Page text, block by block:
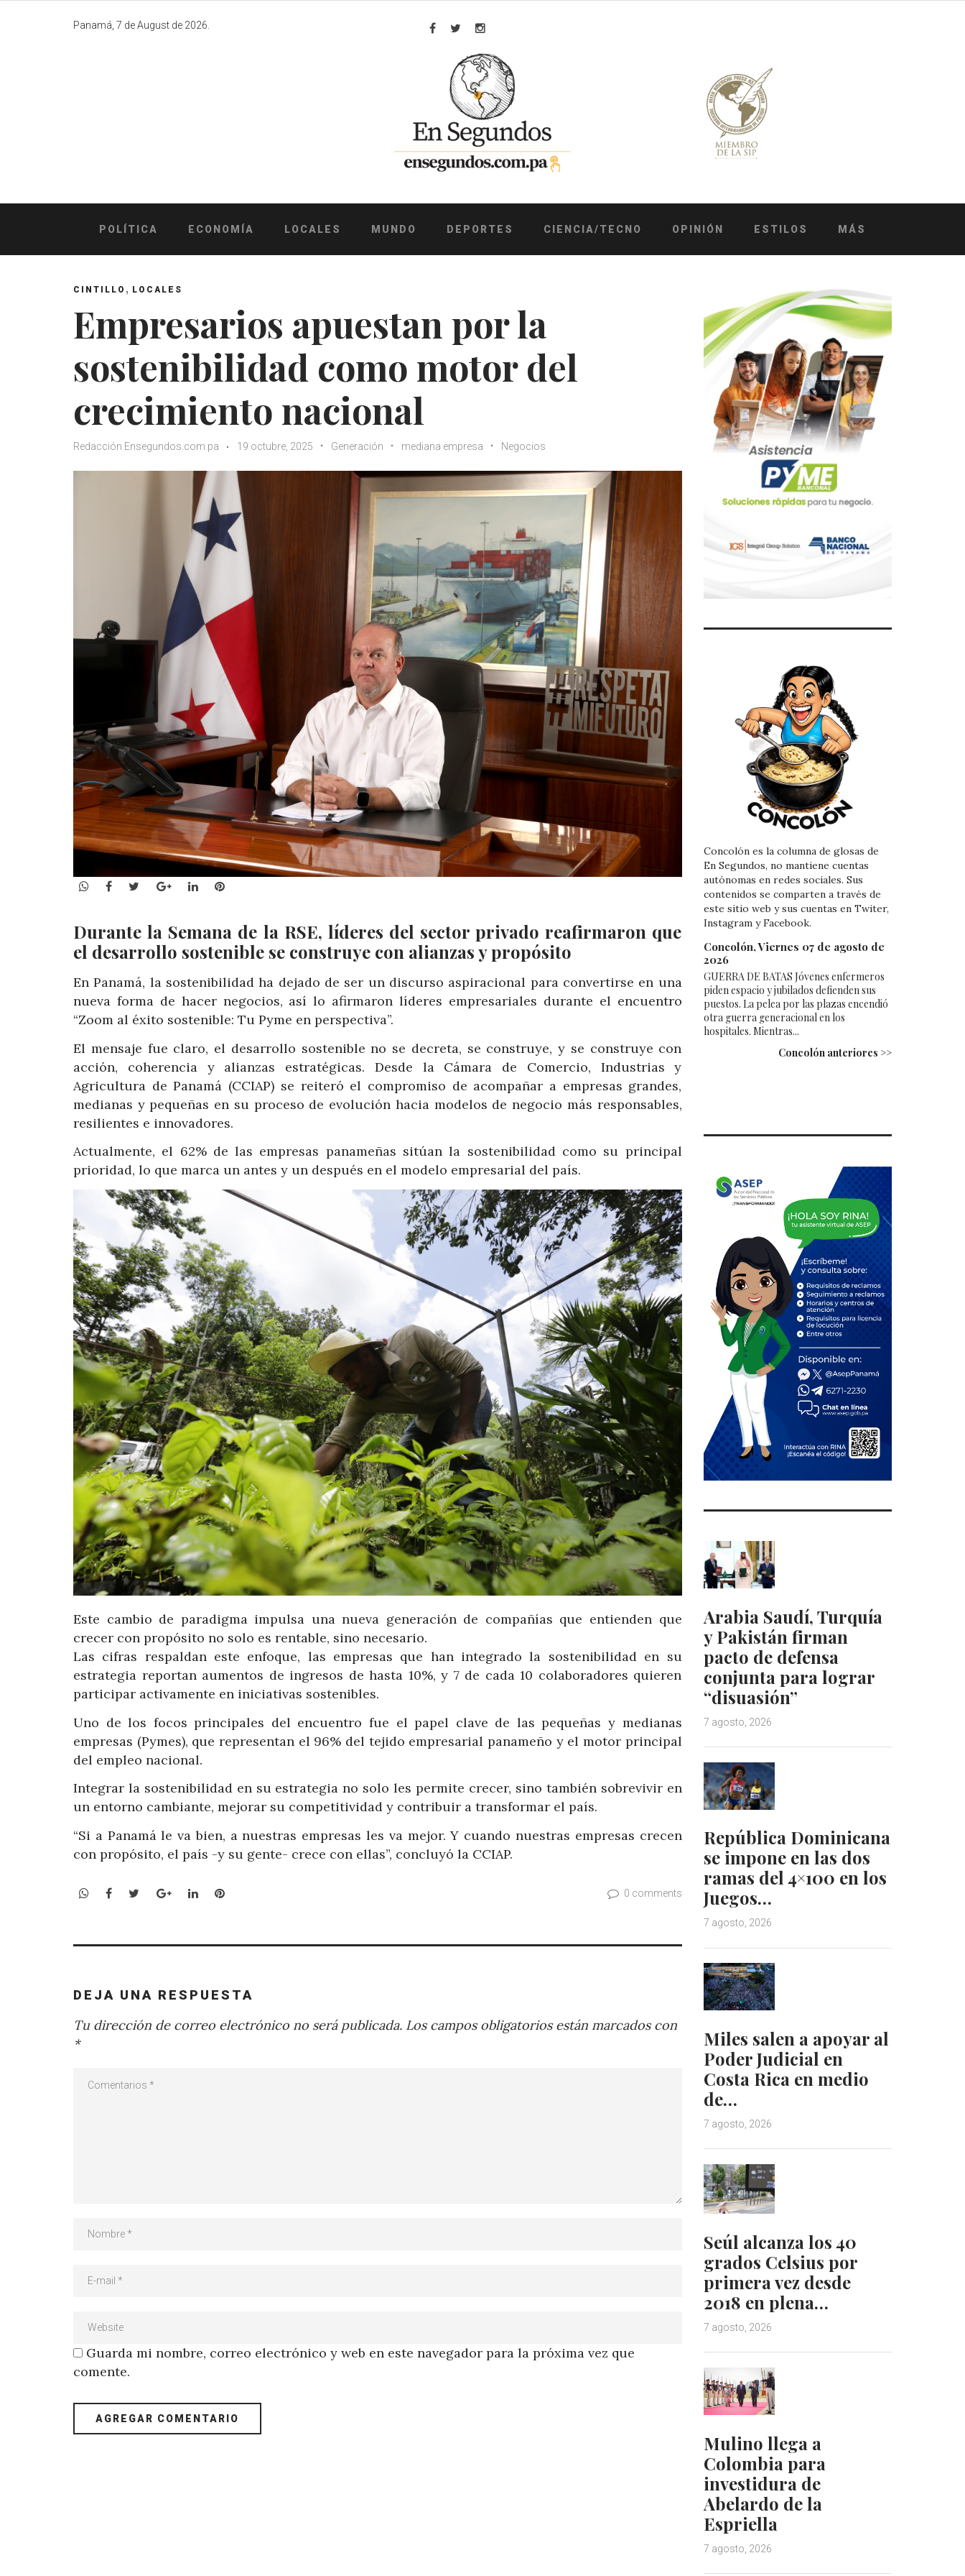
Panamá, 7 de August de 2026.
Facebook
TwitterInstagram
POLÍTICA ECONOMÍA LOCALES MUNDO DEPORTES CIENCIA/TECNO OPINIÓN ESTILOS MÁS
CINTILLO , LOCALES
Empresarios apuestan por la
sostenibilidad como motor del
crecimiento nacional
Redacción Ensegundos.com.pa 19 octubre, 2025 Generación mediana empresa Negocios
WhatsApp
Facebook
TwitterGoogle+LinkedInPinterest
Durante la Semana de la RSE, líderes del sector privado reafirmaron que
el desarrollo sostenible se construye con alianzas y propósito
En Panamá, la sostenibilidad ha dejado de ser un discurso aspiracional para convertirse en una
nueva forma de hacer negocios, así lo afirmaron líderes empresariales durante el encuentro
“Zoom al éxito sostenible: Tu Pyme en perspectiva”.
El mensaje fue claro, el desarrollo sostenible no se decreta, se construye, y se construye con
acción, coherencia y alianzas estratégicas. Desde la Cámara de Comercio, Industrias y
Agricultura de Panamá (CCIAP) se reiteró el compromiso de acompañar a empresas grandes,
medianas y pequeñas en su proceso de evolución hacia modelos de negocio más responsables,
resilientes e innovadores.
Actualmente, el 62% de las empresas panameñas sitúan la sostenibilidad como su principal
prioridad, lo que marca un antes y un después en el modelo empresarial del país.
Este cambio de paradigma impulsa una nueva generación de compañías que entienden que
crecer con propósito no solo es rentable, sino necesario.
Las cifras respaldan este enfoque, las empresas que han integrado la sostenibilidad en su
estrategia reportan aumentos de ingresos de hasta 10%, y 7 de cada 10 colaboradores quieren
participar activamente en iniciativas sostenibles.
Uno de los focos principales del encuentro fue el papel clave de las pequeñas y medianas
empresas (Pymes), que representan el 96% del tejido empresarial panameño y el motor principal
del empleo nacional.
Integrar la sostenibilidad en su estrategia no solo les permite crecer, sino también sobrevivir en
un entorno cambiante, mejorar su competitividad y contribuir a transformar el país.
“Si a Panamá le va bien, a nuestras empresas les va mejor. Y cuando nuestras empresas crecen
con propósito, el país -y su gente- crece con ellas”, concluyó la CCIAP.
WhatsApp
Facebook
TwitterGoogle+LinkedInPinterest 0 comments
DEJA UNA RESPUESTA
Tu dirección de correo electrónico no será publicada. Los campos obligatorios están marcados con
*
Guarda mi nombre, correo electrónico y web en este navegador para la próxima vez que
comente.
Concolón es la columna de glosas de
En Segundos, no mantiene cuentas
autónomas en redes sociales. Sus
contenidos se comparten a través de
este sitio web y sus cuentas en Twiter,
Instagram y Facebook.
Concolón, Viernes 07 de agosto de
2026
GUERRA DE BATAS Jóvenes enfermeros
piden espacio y jubilados defienden sus
puestos. La pelea por las plazas encendió
otra guerra generacional en los
hospitales. Mientras...
Concolón anteriores >>
Arabia Saudí, Turquía
y Pakistán firman
pacto de defensa
conjunta para lograr
“disuasión”
7 agosto, 2026
República Dominicana
se impone en las dos
ramas del 4×100 en los
Juegos…
7 agosto, 2026
Miles salen a apoyar al
Poder Judicial en
Costa Rica en medio
de…
7 agosto, 2026
Seúl alcanza los 40
grados Celsius por
primera vez desde
2018 en plena…
7 agosto, 2026
Mulino llega a
Colombia para
investidura de
Abelardo de la
Espriella
7 agosto, 2026